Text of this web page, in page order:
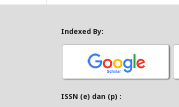
Indexed By:
ISSN (e) dan (p) :